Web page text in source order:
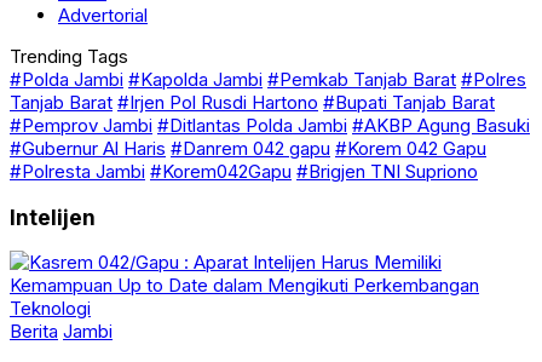
Advertorial
Trending Tags
#Polda Jambi #Kapolda Jambi #Pemkab Tanjab Barat #Polres
Tanjab Barat #Irjen Pol Rusdi Hartono #Bupati Tanjab Barat
#Pemprov Jambi #Ditlantas Polda Jambi #AKBP Agung Basuki
#Gubernur Al Haris #Danrem 042 gapu #Korem 042 Gapu
#Polresta Jambi #Korem042Gapu #Brigjen TNI Supriono
Intelijen
Berita Jambi